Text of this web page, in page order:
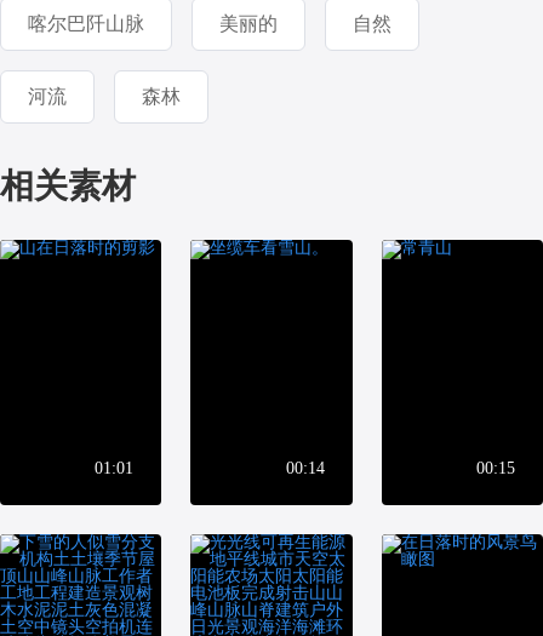
喀尔巴阡山脉 美丽的 自然
河流 森林
相关素材
01:01 00:14 00:15